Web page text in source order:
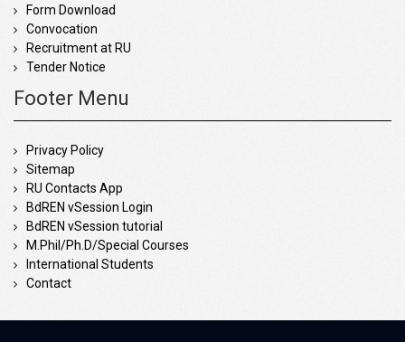
Form Download
Convocation
Recruitment at RU
Tender Notice
Footer Menu
Privacy Policy
Sitemap
RU Contacts App
BdREN vSession Login
BdREN vSession tutorial
M.Phil/Ph.D/Special Courses
International Students
Contact